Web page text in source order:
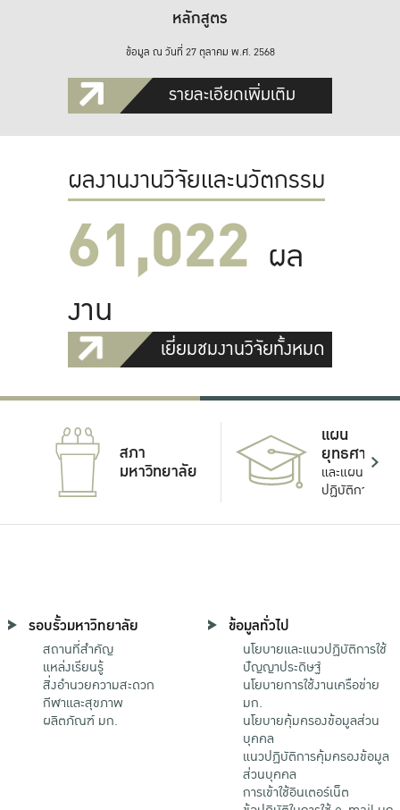
หลักสูตร
ข้อมูล ณ วันที่ 27 ตุลาคม พ.ศ. 2568
รายละเอียดเพิ่มเติม
ผลงานงานวิจัยและนวัตกรรม
61,022 ผล
งาน
เยี่ยมชมงานวิจัยทั้งหมด
สภา
มหาวิทยาลัย
แผน
ยุทธศาสตร์
และแผน
ปฏิบัติการ
รอบรั้วมหาวิทยาลัย
สถานที่สำคัญ
แหล่งเรียนรู้
สิ่งอำนวยความสะดวก
กีฬาและสุขภาพ
ผลิตภัณฑ์ มก.
ข้อมูลทั่วไป
นโยบายและแนวปฏิบัติการใช้
ปัญญาประดิษฐ์
นโยบายการใช้งานเครือข่าย
มก.
นโยบายคุ้มครองข้อมูลส่วน
บุคคล
แนวปฏิบัติการคุ้มครองข้อมูล
ส่วนบุคคล
การเข้าใช้อินเตอร์เน็ต